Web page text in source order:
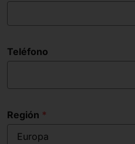
Teléfono
Región
Europa